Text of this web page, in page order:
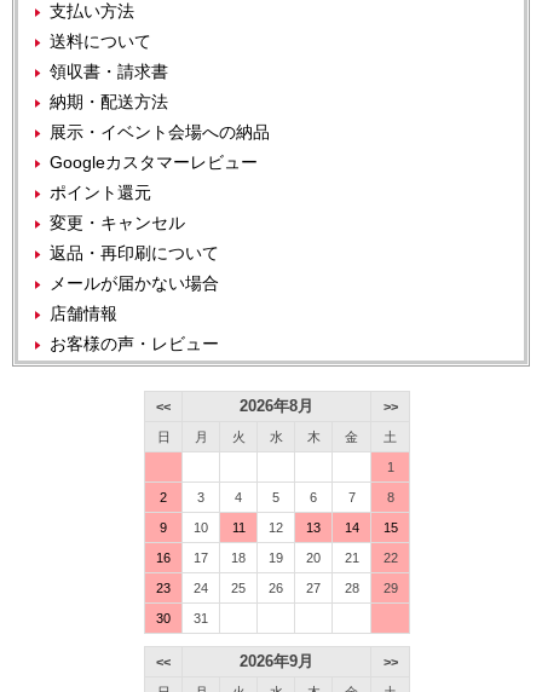
支払い方法
送料について
領収書・請求書
納期・配送方法
展示・イベント会場への納品
Googleカスタマーレビュー
ポイント還元
変更・キャンセル
返品・再印刷について
メールが届かない場合
店舗情報
お客様の声・レビュー
<< 2026年8月 >>
日 月 火 水 木 金 土
1
2 3 4 5 6 7 8
9 10 11 12 13 14 15
16 17 18 19 20 21 22
23 24 25 26 27 28 29
30 31
<< 2026年9月 >>